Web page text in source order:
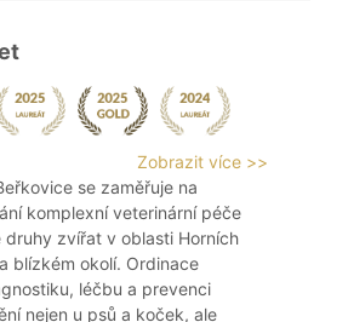
Zobrazit více >>
se zaměřuje na
komplexní veterinární péče
druhy zvířat v oblasti Horních
blízkém okolí. Ordinace
léčbu a prevenci
nejen u psů a koček, ale